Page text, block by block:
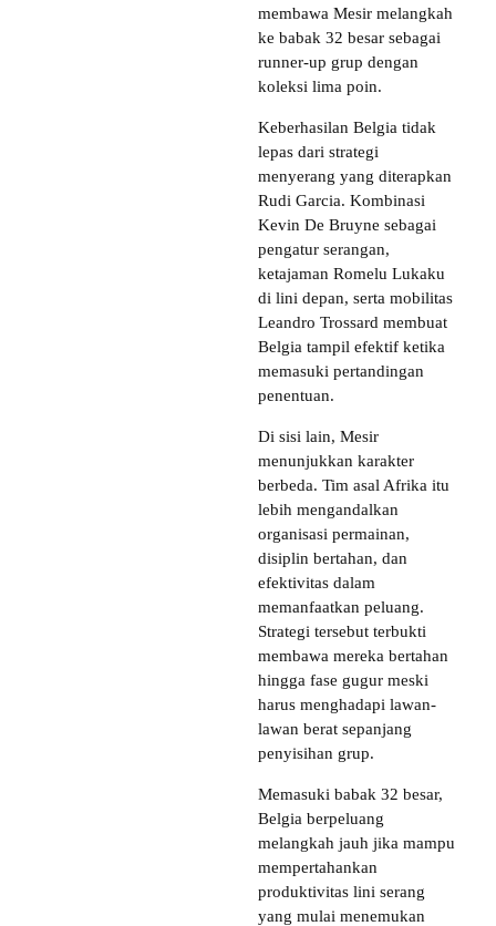
membawa Mesir melangkah
ke babak 32 besar sebagai
runner-up grup dengan
koleksi lima poin.
Keberhasilan Belgia tidak
lepas dari strategi
menyerang yang diterapkan
Rudi Garcia. Kombinasi
Kevin De Bruyne sebagai
pengatur serangan,
ketajaman Romelu Lukaku
di lini depan, serta mobilitas
Leandro Trossard membuat
Belgia tampil efektif ketika
memasuki pertandingan
penentuan.
Di sisi lain, Mesir
menunjukkan karakter
berbeda. Tim asal Afrika itu
lebih mengandalkan
organisasi permainan,
disiplin bertahan, dan
efektivitas dalam
memanfaatkan peluang.
Strategi tersebut terbukti
membawa mereka bertahan
hingga fase gugur meski
harus menghadapi lawan-
lawan berat sepanjang
penyisihan grup.
Memasuki babak 32 besar,
Belgia berpeluang
melangkah jauh jika mampu
mempertahankan
produktivitas lini serang
yang mulai menemukan